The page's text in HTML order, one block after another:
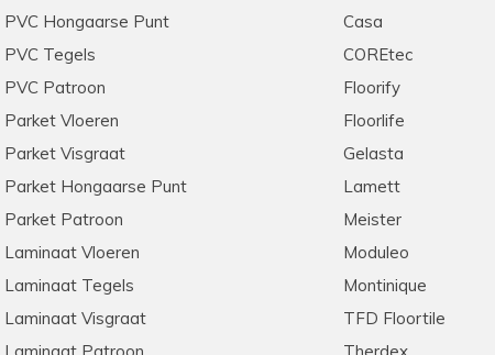
PVC Hongaarse Punt
PVC Tegels
PVC Patroon
Parket Vloeren
Parket Visgraat
Parket Hongaarse Punt
Parket Patroon
Laminaat Vloeren
Laminaat Tegels
Laminaat Visgraat
Laminaat Patroon
Casa
COREtec
Floorify
Floorlife
Gelasta
Lamett
Meister
Moduleo
Montinique
TFD Floortile
Therdex